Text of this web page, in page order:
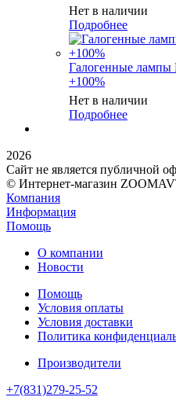
Нет в наличии
Подробнее
Галогенные лампы
+100%
Нет в наличии
Подробнее
2026
Сайт не является публичной
© Интернет-магазин
Компания
Информация
Помощь
О компании
Новости
Помощь
Условия оплаты
Условия доставки
Политика
Производители
+7(831)279-25-52